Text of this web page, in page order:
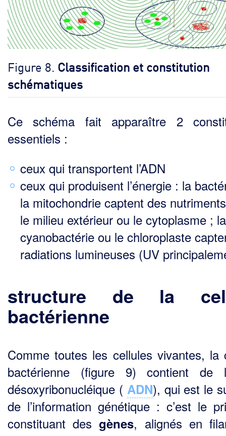
Figure 8. Classification et constitution
schématiques
Ce schéma fait apparaître 2
essentiels :
ceux qui transportent l’ADN
ceux qui produisent l’énergie : la
la mitochondrie captent des
le milieu extérieur ou le cytoplasme ; la
cyanobactérie ou le chloroplaste
radiations lumineuses (UV
structure de la
bactérienne
Comme toutes les cellules vivantes, la
bactérienne (figure 9) contient de
désoxyribonucléi­que ( ADN), qui est le
de l’information génétique : c’est le
constituant desgènes, alignés en